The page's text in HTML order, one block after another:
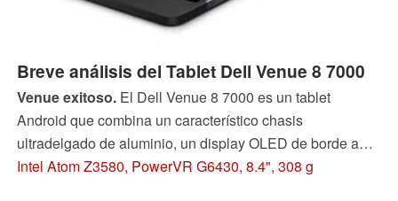
Breve análisis del Tablet Dell Venue 8 7000
Venue exitoso.El Dell Venue 8 7000 es un tablet
Android que combina un característico chasis
ultradelgado de aluminio, un display OLED de borde a
borde de 8.4" y un procesador Intel Atom de la
Intel Atom Z3580, PowerVR G6430, 8.4", 308 g